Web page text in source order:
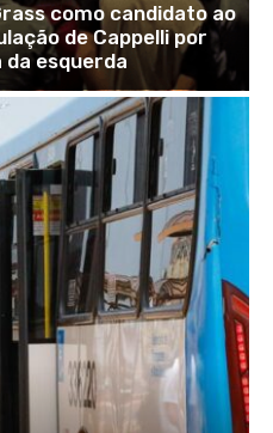
como candidato ao
de Cappelli por
da esquerda